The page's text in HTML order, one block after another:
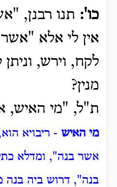
כו': תנו רבנן,
אין לי אלא
לקח, וירש,
מנין?
ת"ל, "מי האיש,
מי האיש - ריבויא
אשר בנה", ומדלא
בנה", דרוש ביה בנה